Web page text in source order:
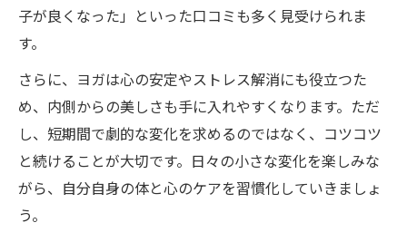
子が良くなった」といった口コミも多く見受けられま
す。
さらに、ヨガは心の安定やストレス解消にも役立つた
め、内側からの美しさも手に入れやすくなります。ただ
し、短期間で劇的な変化を求めるのではなく、コツコツ
と続けることが大切です。日々の小さな変化を楽しみな
がら、自分自身の体と心のケアを習慣化していきましょ
う。